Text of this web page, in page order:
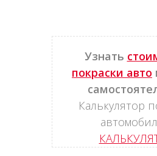
Узнать
покраски авто
Калькулятор